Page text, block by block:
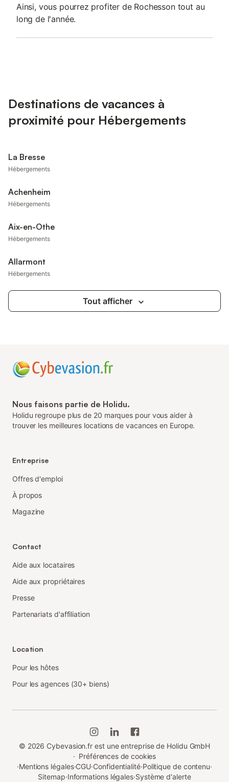
Ainsi, vous pourrez profiter de Rochesson tout au
long de l'année.
Destinations de vacances à
proximité pour Hébergements
La Bresse
Hébergements
Achenheim
Hébergements
Aix-en-Othe
Hébergements
Allarmont
Hébergements
Tout afficher
Nous faisons partie de Holidu.
Holidu regroupe plus de 20 marques pour vous aider à
trouver les meilleures locations de vacances en Europe.
Entreprise
Offres d'emploi
À propos
Magazine
Contact
Aide aux locataires
Aide aux propriétaires
Presse
Partenariats d'affiliation
Location
Pour les hôtes
Pour les agences (30+ biens)
© 2026 Cybevasion.fr est une entreprise de Holidu GmbH
· Préférences de cookies
·Mentions légales·CGU·Confidentialité·Politique de contenu·
Sitemap·Informations légales·Système d'alerte